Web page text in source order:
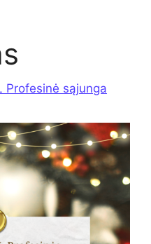
Profesinė sąjunga